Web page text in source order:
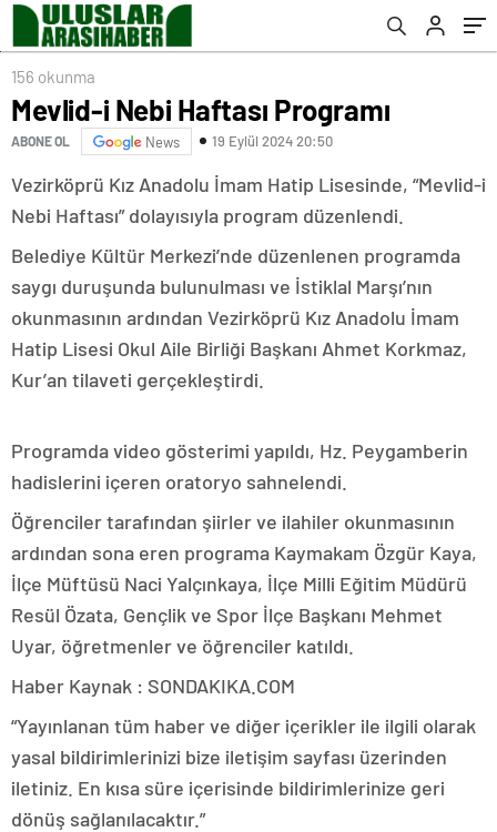
156 okunma
Mevlid-i Nebi Haftası Programı
ABONE OL News 19 Eylül 2024 20:50
Vezirköprü Kız Anadolu İmam Hatip Lisesinde, “Mevlid-i
Nebi Haftası” dolayısıyla program düzenlendi.
Belediye Kültür Merkezi’nde düzenlenen programda
saygı duruşunda bulunulması ve İstiklal Marşı’nın
okunmasının ardından Vezirköprü Kız Anadolu İmam
Hatip Lisesi Okul Aile Birliği Başkanı Ahmet Korkmaz,
Kur’an tilaveti gerçekleştirdi.
Programda video gösterimi yapıldı, Hz. Peygamberin
hadislerini içeren oratoryo sahnelendi.
Öğrenciler tarafından şiirler ve ilahiler okunmasının
ardından sona eren programa Kaymakam Özgür Kaya,
İlçe Müftüsü Naci Yalçınkaya, İlçe Milli Eğitim Müdürü
Resül Özata, Gençlik ve Spor İlçe Başkanı Mehmet
Uyar, öğretmenler ve öğrenciler katıldı.
Haber Kaynak : SONDAKIKA.COM
“Yayınlanan tüm haber ve diğer içerikler ile ilgili olarak
yasal bildirimlerinizi bize iletişim sayfası üzerinden
iletiniz. En kısa süre içerisinde bildirimlerinize geri
dönüş sağlanılacaktır.”